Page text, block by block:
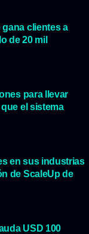
gana clientes a
de 20 mil
para llevar
el sistema
en sus industrias
de ScaleUp de
USD 100